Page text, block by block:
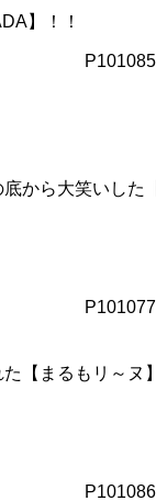
】！！
から大笑いし
【まるもリ～ヌ